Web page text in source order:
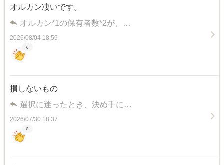
オルカン凄いです。
オルカン*1の保有者数*2が、…
2026/08/04 18:59
6
損しないもの
選択に迷ったとき、決め手に…
2026/07/30 18:37
8